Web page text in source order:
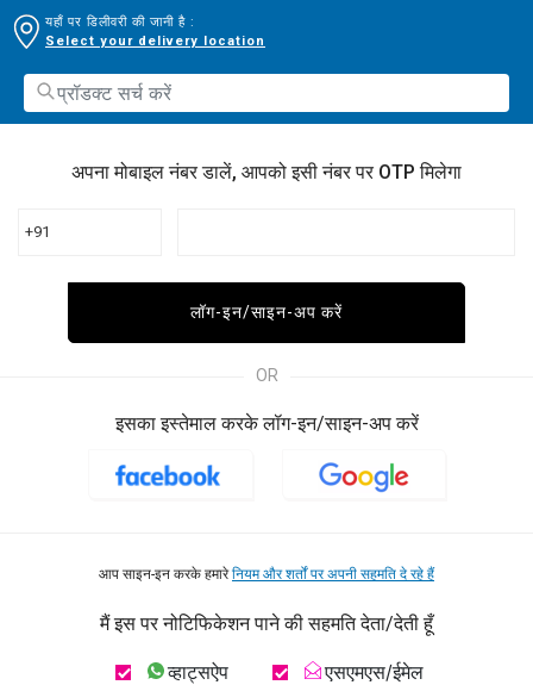
यहाँ पर डिलीवरी की जानी है :
Select your delivery location
अपना मोबाइल नंबर डालें, आपको इसी नंबर पर OTP मिलेगा
+91
लॉग-इन/साइन-अप करें
OR
इसका इस्तेमाल करके लॉग-इन/साइन-अप करें
आप साइन-इन करके हमारेनियम और शर्तों पर अपनी सहमति दे रहे हैं
मैं इस पर नोटिफिकेशन पाने की सहमति देता/देती हूँ
व्हाट्सऐप एसएमएस/ईमेल